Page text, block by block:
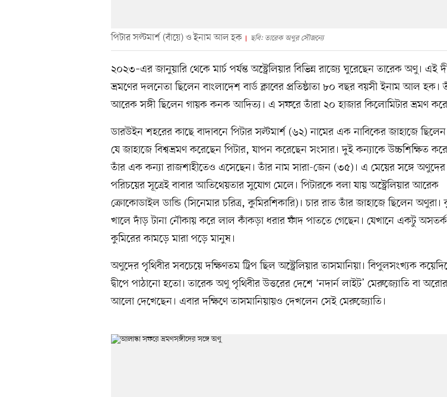
পিটার সল্টমার্শ (বাঁয়ে) ও ইনাম আল হক ছবি: তারেক অণুর সৌজন্যে
২০২৩–এর জানুয়ারি থেকে মার্চ পর্যন্ত অস্ট্রেলিয়ার বিভিন্ন রাজ্যে ঘুরেছেন তারেক অণু। এই
ভ্রমণের দলনেতা ছিলেন বাংলাদেশ বার্ড ক্লাবের প্রতিষ্ঠাতা ৮০ বছর বয়সী ইনাম আল হক।
আরেক সঙ্গী ছিলেন গায়ক কনক আদিত্য। এ সফরে তাঁরা ২০ হাজার কিলোমিটার ভ্রমণ
ডারউইন শহরের কাছে বাদাবনে পিটার সল্টমার্শ (৬২) নামের এক নাবিকের জাহাজে ছিলেন
যে জাহাজে বিশ্বভ্রমণ করেছেন পিটার, যাপন করেছেন সংসার। দুই কন্যাকে উচ্চশিক্ষিত
তাঁর এক কন্যা রাজশাহীতেও এসেছেন। তাঁর নাম সারা-জেন (৩৫)। এ মেয়ের সঙ্গে অণুদের
পরিচয়ের সূত্রেই বাবার আতিথেয়তার সুযোগ মেলে। পিটারকে বলা যায় অস্ট্রেলিয়ার আরেক
ক্রোকোডাইল ডান্ডি (সিনেমার চরিত্র, কুমিরশিকারি)। চার রাত তাঁর জাহাজে ছিলেন অণুরা।
খালে দাঁড় টানা নৌকায় করে লাল কাঁকড়া ধরার ফাঁদ পাততে গেছেন। যেখানে একটু
কুমিরের কামড়ে মারা পড়ে মানুষ।
অণুদের পৃথিবীর সবচেয়ে দক্ষিণতম ট্রিপ ছিল অস্ট্রেলিয়ার তাসমানিয়া। বিপুলসংখ্যক
দ্বীপে পাঠানো হতো। তারেক অণু পৃথিবীর উত্তরের দেশে ‘নদার্ন লাইট’ মেরুজ্যোতি বা
আলো দেখেছেন। এবার দক্ষিণে তাসমানিয়ায়ও দেখলেন সেই মেরুজ্যোতি।